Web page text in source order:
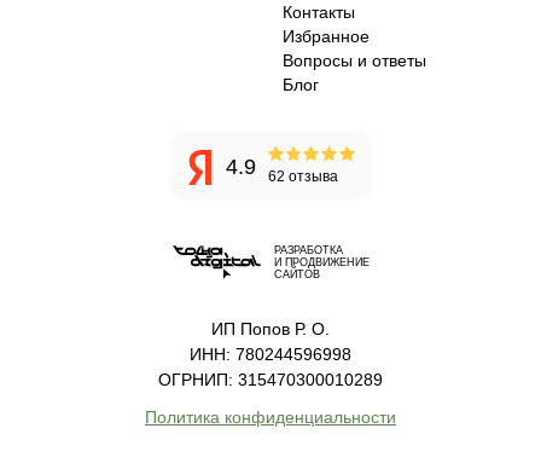
Контакты
Избранное
Вопросы и ответы
Блог
4.9 62 отзыва
РАЗРАБОТКА
И ПРОДВИЖЕНИЕ
САЙТОВ
ИП Попов Р. О.
ИНН: 780244596998
ОГРНИП: 315470300010289
Политика конфиденциальности